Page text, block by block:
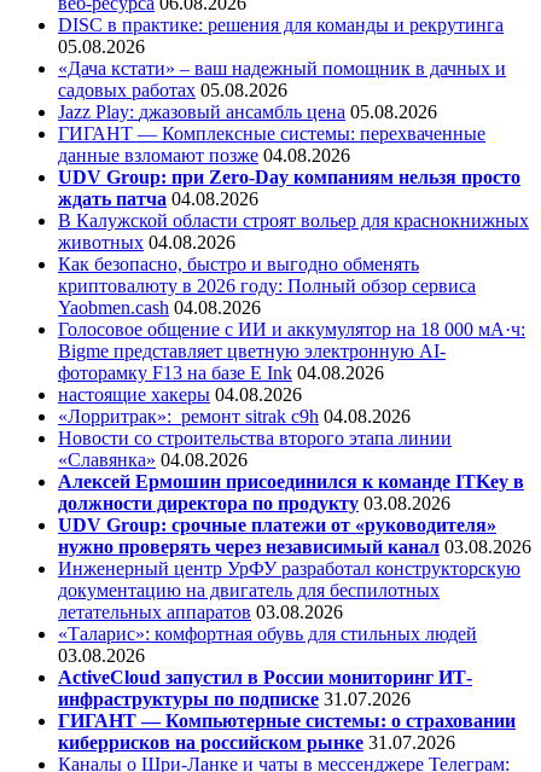
DISC в практике: решения для команды и рекрутинга
05.08.2026
«Дача кстати» – ваш надежный помощник в дачных и
садовых работах 05.08.2026
Jazz Play: джазовый ансамбль цена 05.08.2026
ГИГАНТ — Комплексные системы: перехваченные
данные взломают позже 04.08.2026
UDV Group: при Zero-Day компаниям нельзя просто
ждать патча 04.08.2026
В Калужской области строят вольер для краснокнижных
животных 04.08.2026
Как безопасно, быстро и выгодно обменять
криптовалюту в 2026 году: Полный обзор сервиса
Yaobmen.cash 04.08.2026
Голосовое общение с ИИ и аккумулятор на 18 000 мА·ч:
Bigme представляет цветную электронную AI-
фоторамку F13 на базе E Ink 04.08.2026
настоящие хакеры 04.08.2026
«Лорритрак»: ремонт sitrak c9h 04.08.2026
Новости со строительства второго этапа линии
«Славянка» 04.08.2026
Алексей Ермошин присоединился к команде ITKey в
должности директора по продукту 03.08.2026
UDV Group: срочные платежи от «руководителя»
нужно проверять через независимый канал 03.08.2026
Инженерный центр УрФУ разработал конструкторскую
документацию на двигатель для беспилотных
летательных аппаратов 03.08.2026
«Таларис»: комфортная обувь для стильных людей
03.08.2026
ActiveCloud запустил в России мониторинг ИТ-
инфраструктуры по подписке 31.07.2026
ГИГАНТ — Компьютерные системы: о страховании
киберрисков на российском рынке 31.07.2026
Каналы о Шри-Ланке и чаты в мессенджере Телеграм: